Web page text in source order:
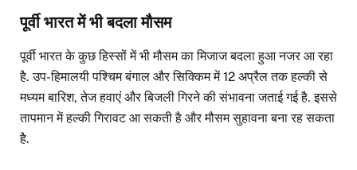
पूर्वी भारत में भी बदला मौसम
पूर्वी भारत के कुछ हिस्सों में भी मौसम का मिजाज बदला हुआ नजर आ रहा
है. उप-हिमालयी पश्चिम बंगाल और सिक्किम में 12 अप्रैल तक हल्की से
मध्यम बारिश, तेज हवाएं और बिजली गिरने की संभावना जताई गई है. इससे
तापमान में हल्की गिरावट आ सकती है और मौसम सुहावना बना रह सकता
है.